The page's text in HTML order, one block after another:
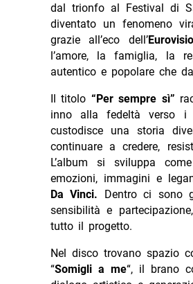
dal trionfo al Festival di
diventato un fenomeno
grazie all’eco dell’
l’amore, la famiglia, la
autentico e popolare che
Il titolo “Per sempre sì”
inno alla fedeltà verso i
custodisce una storia
continuare a credere,
L’album si sviluppa
emozioni, immagini e
Da Vinci. Dentro ci sono
sensibilità e
tutto il progetto.
Nel disco trovano spazio
“Somigli a me“, il brano